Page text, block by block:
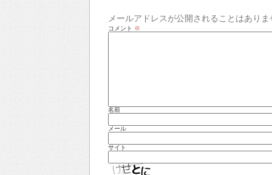
メールアドレスが公開されることはありま
コメント ※
名前
メール
サイト